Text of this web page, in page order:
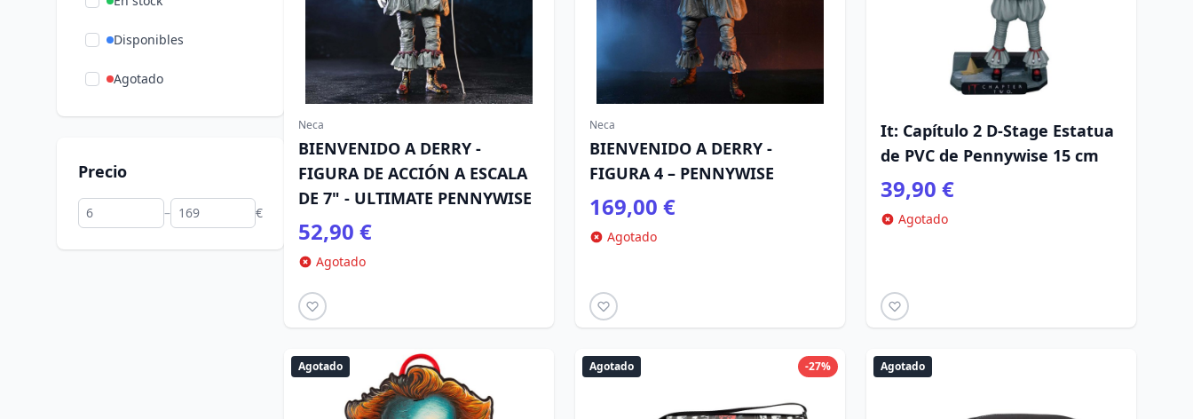
Disponibles
Agotado
Precio
– €
Neca
BIENVENIDO A DERRY -
FIGURA DE ACCIÓN A ESCALA
DE 7" - ULTIMATE PENNYWISE
52,90 €
Agotado
Neca
BIENVENIDO A DERRY -
FIGURA 4 – PENNYWISE
169,00 €
Agotado
It: Capítulo 2 D-Stage Estatua
de PVC de Pennywise 15 cm
39,90 €
Agotado
Agotado -27%
Agotado Agotado